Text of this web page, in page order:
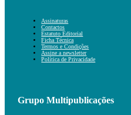
Assinaturas
Contactos
Estatuto Editorial
Ficha Técnica
Termos e Condições
Assine a newsletter
Política de Privacidade
Grupo Multipublicações